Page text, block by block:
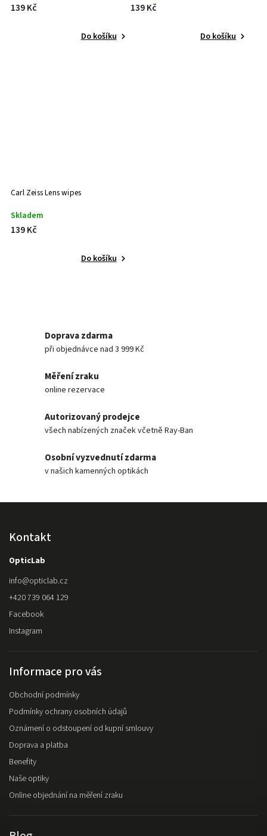
139 Kč
Do košíku
139 Kč
Do košíku
Carl Zeiss Lens wipes
Skladem
139 Kč
Do košíku
Doprava zdarma
při objednávce nad 3 999 Kč
Měření zraku
online rezervace
Autorizovaný prodejce
všech nabízených značek včetně Ray-Ban
Osobní vyzvednutí zdarma
v našich kamenných optikách
Kontakt
OpticLab
info@opticlab.cz
+420 739 064 129
Facebook
Instagram
Informace pro vás
Obchodní podmínky
Podmínky ochrany osobních údajů
Oznámení o odstoupení od kupní smlouvy
Doprava a platba
Benefity
Naše optiky
Online objednání na měření zraku